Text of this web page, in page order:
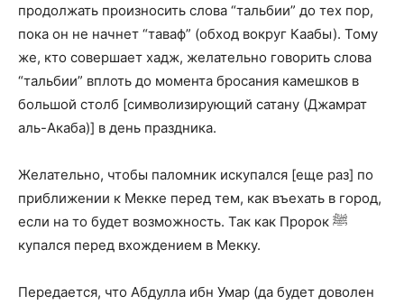
продолжать произносить слова “тальбии” до тех пор,
пока он не начнет “таваф” (обход вокруг Каабы). Тому
же, кто совершает хадж, желательно говорить слова
“тальбии” вплоть до момента бросания камешков в
большой столб [символизирующий сатану (Джамрат
аль-Акаба)] в день праздника.
Желательно, чтобы паломник искупался [еще раз] по
приближении к Мекке перед тем, как въехать в город,
если на то будет возможность. Так как Пророк ﷺ
купался перед вхождением в Мекку.
Передается, что Абдулла ибн Умар (да будет доволен